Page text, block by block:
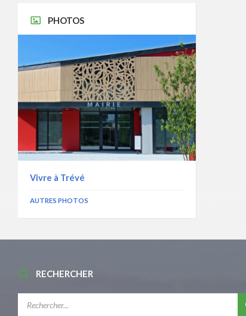
PHOTOS
Vivre à Trévé
AUTRES PHOTOS
RECHERCHER